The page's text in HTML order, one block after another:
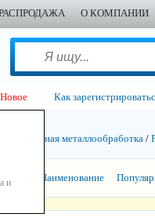
О КОМПАНИИ
и
Новое Как
ручная металло­обработка /
Наименование